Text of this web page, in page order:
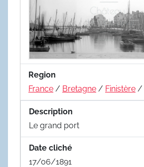
Region
France / Bretagne / Finistère /
Description
Le grand port
Date cliché
17/06/1891